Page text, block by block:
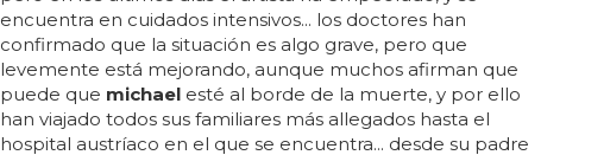
encuentra en cuidados intensivos... los doctores han
confirmado que la situación es algo grave, pero que
levemente está mejorando, aunque muchos afirman que
puede que michaelesté al borde de la muerte, y por ello
han viajado todos sus familiares más allegados hasta el
hospital austríaco en el que se encuentra... desde su padre